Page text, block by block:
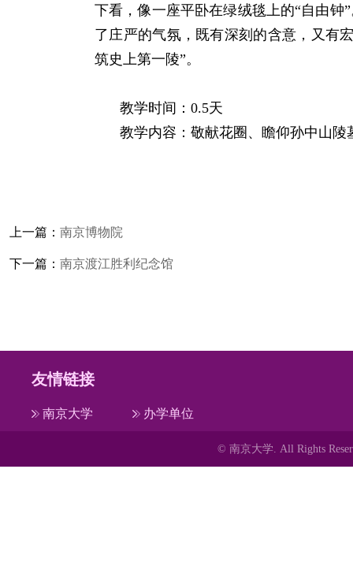
下看，像一座平卧在绿绒毯上的“自由
了庄严的气氛，既有深刻的含意，又有
筑史上第一陵”。
教学时间：0.5天
教学内容：敬献花圈、瞻仰孙中山
上一篇： 南京博物院
下一篇： ​南京渡江胜利纪念馆
友情链接
南京大学 办学单位
© 南京大学. All Rights